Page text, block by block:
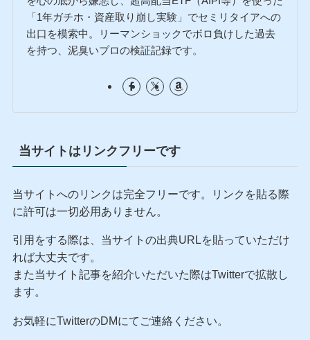
「1年ガチホ・資産取り崩し実験」でセミリタイアへの
出口を模索中。リーマンショックでボロ負けした過去
を持つ、泥臭いプロの検証記録です。
当サイトはリンクフリーです
当サイトへのリンクは完全フリーです。リンクを貼る際
に許可は一切必用ありません。
引用をする際は、当サイトの出典URLを貼っていただけ
れば大丈夫です。
また当サイト記事を紹介いただいた際はTwitterで拡散し
ます。
お気軽にTwitterのDMにてご連絡ください。